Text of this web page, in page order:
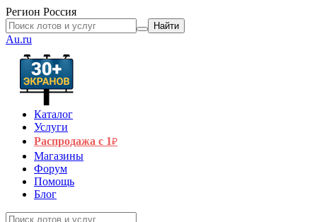
Регион Россия
Найти
Au.ru
Каталог
Услуги
Распродажа с 1₽
Магазины
Форум
Помощь
Блог